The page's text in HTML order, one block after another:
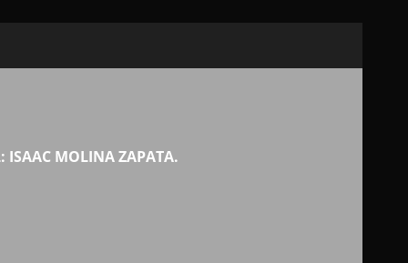
ISAAC MOLINA ZAPATA.